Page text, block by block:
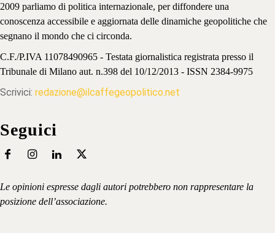
2009 parliamo di politica internazionale, per diffondere una
conoscenza accessibile e aggiornata delle dinamiche geopolitiche che
segnano il mondo che ci circonda.
C.F./P.IVA 11078490965 - Testata giornalistica registrata presso il
Tribunale di Milano aut. n.398 del 10/12/2013 - ISSN 2384-9975
Scrivici: redazione@ilcaffegeopolitico.net
Seguici
Le opinioni espresse dagli autori potrebbero non rappresentare la
posizione dell’associazione.